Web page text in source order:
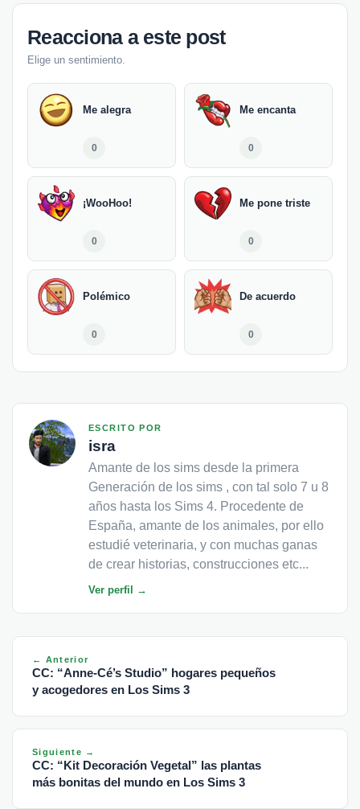
Reacciona a este post
Elige un sentimiento.
Me alegra
0
Me encanta
0
¡WooHoo!
0
Me pone triste
0
Polémico
0
De acuerdo
0
ESCRITO POR
isra
Amante de los sims desde la primera
Generación de los sims , con tal solo 7 u 8
años hasta los Sims 4. Procedente de
España, amante de los animales, por ello
estudié veterinaria, y con muchas ganas
de crear historias, construcciones etc...
Ver perfil →
← Anterior
CC: “Anne-Cé’s Studio” hogares pequeños
y acogedores en Los Sims 3
Siguiente →
CC: “Kit Decoración Vegetal” las plantas
más bonitas del mundo en Los Sims 3